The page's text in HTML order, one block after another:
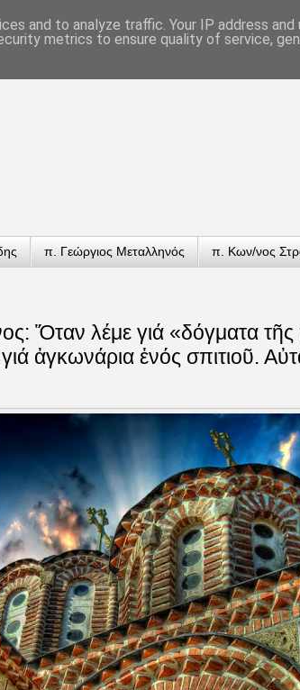
π. Γεώργιος Μεταλληνός π. Κων/νος
Ὅταν λέμε γιά «δόγματα τῆς
ἀγκωνάρια ἑνός σπιτιοῦ.
and to analyze traffic. Your IP address and
metrics to ensure quality of service,